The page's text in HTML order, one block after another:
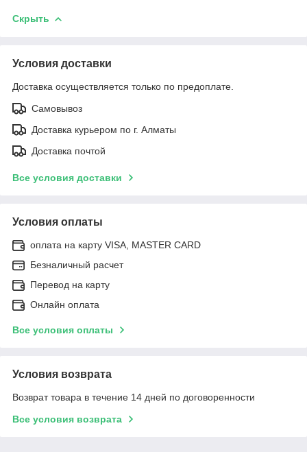
Скрыть
Условия доставки
Доставка осуществляется только по предоплате.
Самовывоз
Доставка курьером по г. Алматы
Доставка почтой
Все условия доставки
Условия оплаты
оплата на карту VISA, MASTER CARD
Безналичный расчет
Перевод на карту
Онлайн оплата
Все условия оплаты
Условия возврата
Возврат товара в течение 14 дней по договоренности
Все условия возврата